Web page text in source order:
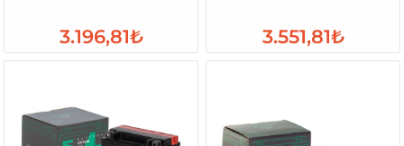
3.196,81₺ 3.551,81₺